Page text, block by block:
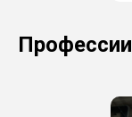
Профессии